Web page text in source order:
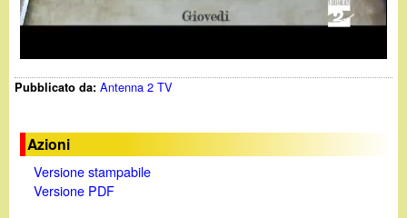
t
a
y
Pubblicato da:Antenna 2 TV
Azioni
Versione stampabile
Versione PDF